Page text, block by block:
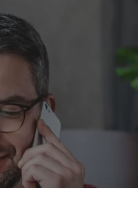
et vous pourriez